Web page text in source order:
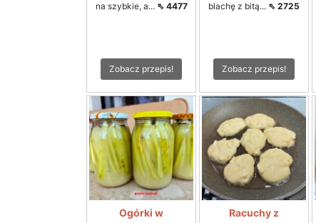
na szybkie, a... ⇖ 4477
Zobacz przepis!
blachę z bitą... ⇖ 2725
Zobacz przepis!
Ogórki w Racuchy z